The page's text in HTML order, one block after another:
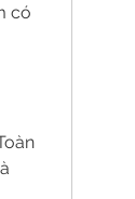
có